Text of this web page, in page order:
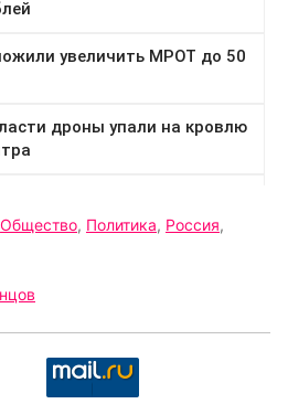
Общество, Политика, Россия,